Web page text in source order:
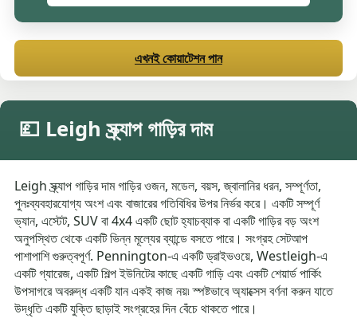
এখনই কোয়াটেশন পান
💷 Leigh স্ক্র্যাপ গাড়ির দাম
Leigh স্ক্র্যাপ গাড়ির দাম গাড়ির ওজন, মডেল, বয়স, জ্বালানির ধরন, সম্পূর্ণতা,
পুনঃব্যবহারযোগ্য অংশ এবং বাজারের গতিবিধির উপর নির্ভর করে। একটি সম্পূর্ণ
ভ্যান, এস্টেট, SUV বা 4x4 একটি ছোট হ্যাচব্যাক বা একটি গাড়ির বড় অংশ
অনুপস্থিত থেকে একটি ভিন্ন মূল্যের ব্যান্ডে বসতে পারে। সংগ্রহ সেটআপ
পাশাপাশি গুরুত্বপূর্ণ. Pennington-এ একটি ড্রাইভওয়ে, Westleigh-এ
একটি গ্যারেজ, একটি শিল্প ইউনিটের কাছে একটি গাড়ি এবং একটি শেয়ার্ড পার্কিং
উপসাগরে অবরুদ্ধ একটি যান একই কাজ নয়৷ স্পষ্টভাবে অ্যাক্সেস বর্ণনা করুন যাতে
উদ্ধৃতি একটি যুক্তি ছাড়াই সংগ্রহের দিন বেঁচে থাকতে পারে।